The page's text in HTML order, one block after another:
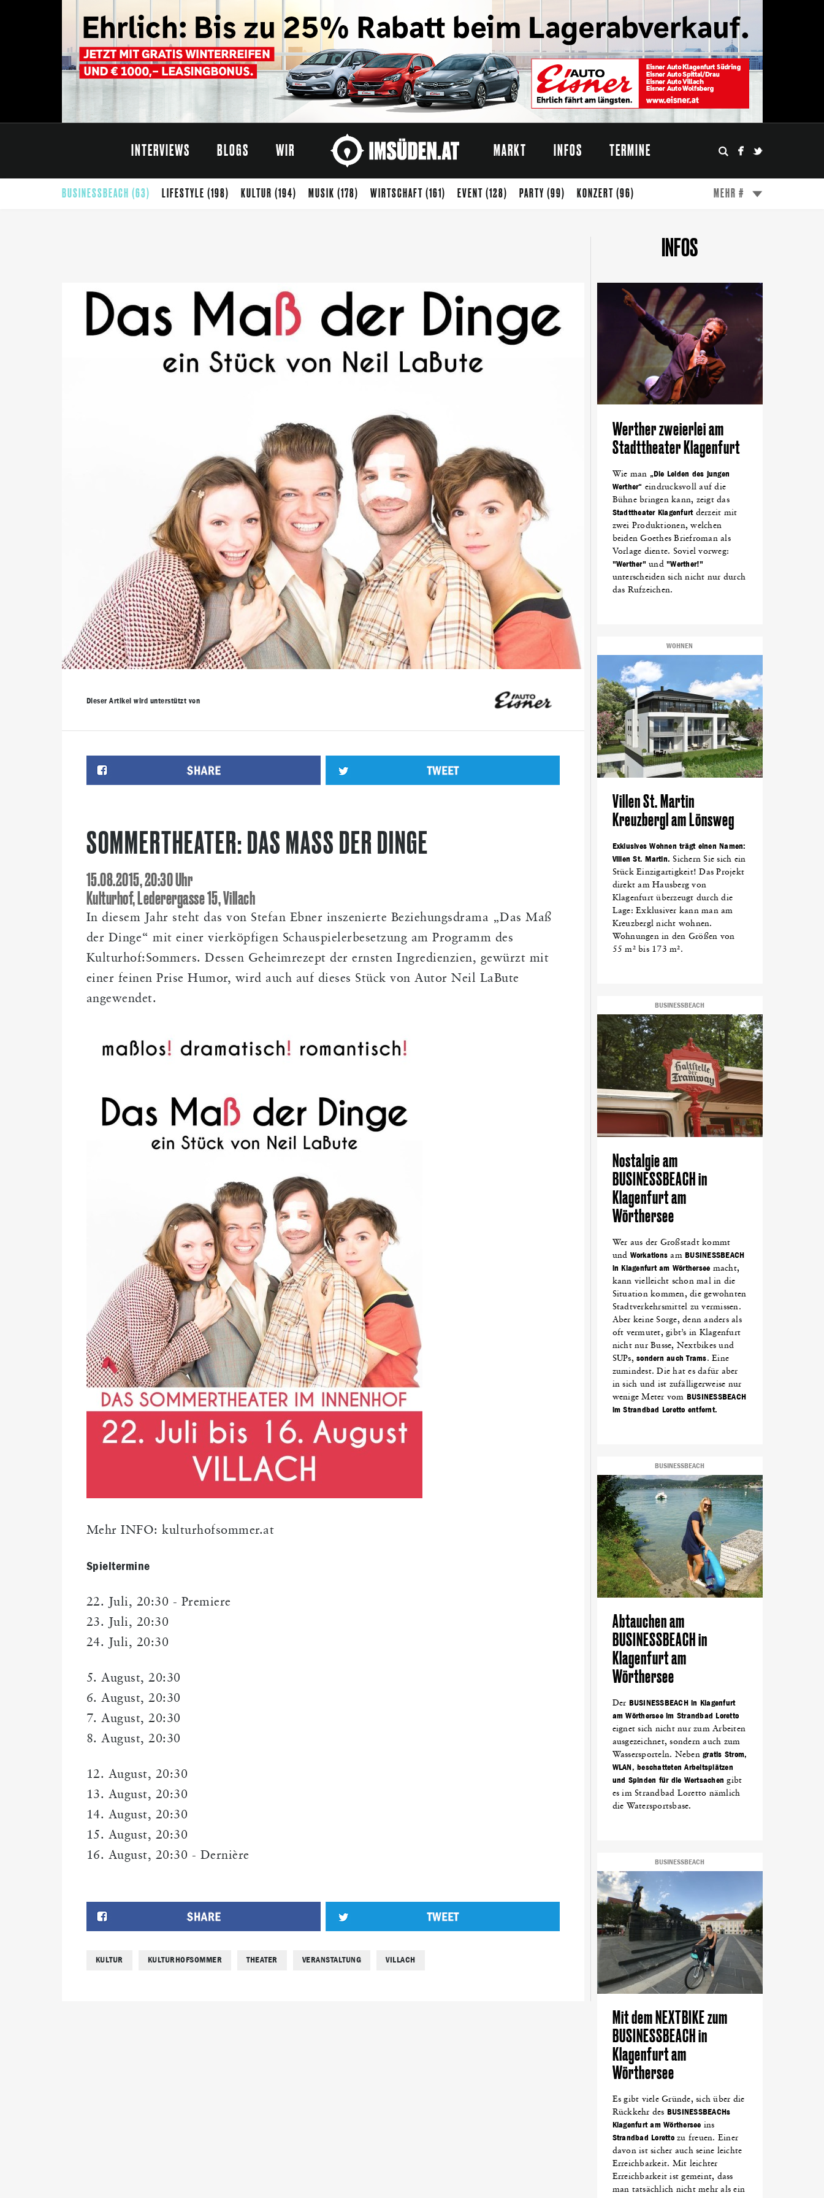
INTERVIEWS BLOGS WIR MARKT INFOS TERMINE
MEHR #
BUSINESSBEACH (63) LIFESTYLE (198) KULTUR (194) MUSIK (178) WIRTSCHAFT (161) EVENT (128) PARTY (99) KONZERT (96)
(27) DESIGN
NETZWERKEN(18) LOVENTAL(18)
BAUKULTUR (17) KOCHEN KULTURHOFSOMMER (15) GRUMPY TRAINEE (14) JUNGE WIRTSCHAFT(14) VELDEN ALPEN-ADRIA-UNIVERSITÄT(13)
(11) COWORKING (10) GRÜNDEN(10)
Dieser Artikel wird unterstützt von
SOMMERTHEATER: DAS MASS DER DINGE
15.08.2015, 20:30 Uhr
Kulturhof, Lederergasse 15, Villach
In diesem Jahr steht das von Stefan Ebner inszenierte Beziehungsdrama „Das Maß
der Dinge“ mit einer vierköpfigen Schauspielerbesetzung am Programm des
Kulturhof:Sommers. Dessen Geheimrezept der ernsten Ingredienzien, gewürzt mit
einer feinen Prise Humor, wird auch auf dieses Stück von Autor Neil LaBute
angewendet.
Mehr INFO: kulturhofsommer.at
Spieltermine
22. Juli, 20:30 - Premiere
23. Juli, 20:30
24. Juli, 20:30
5. August, 20:30
6. August, 20:30
7. August, 20:30
8. August, 20:30
12. August, 20:30
13. August, 20:30
14. August, 20:30
15. August, 20:30
16. August, 20:30 - Dernière
KULTUR KULTURHOFSOMMER THEATER VERANSTALTUNG VILLACH
INFOS
Werther zweierlei am
Stadttheater Klagenfurt
Wie man „Die Leiden des jungen
Werther“ eindrucksvoll auf die
Bühne bringen kann, zeigt das
Stadttheater Klagenfurtderzeit mit
zwei Produktionen, welchen
beiden Goethes Briefroman als
Vorlage diente. Soviel vorweg:
"Werther"und "Werther!"
unterscheiden sich nicht nur durch
das Rufzeichen.
WOHNEN
Villen St. Martin
Kreuzbergl am Lönsweg
Exklusives Wohnen trägt einen Namen:
Villen St. Martin.Sichern Sie sich ein
Stück Einzigartigkeit! Das Projekt
direkt am Hausberg von
Klagenfurt überzeugt durch die
Lage: Exklusiver kann man am
Kreuzbergl nicht wohnen.
Wohnungen in den Größen von
55 m² bis 173 m².
BUSINESSBEACH
Nostalgie am
BUSINESSBEACH in
Klagenfurt am
Wörthersee
Wer aus der Großstadt kommt
und Workations am BUSINESSBEACH
in Klagenfurt am Wörthersee macht,
kann vielleicht schon mal in die
Situation kommen, die gewohnten
Stadtverkehrsmittel zu vermissen.
Aber keine Sorge, denn anders als
oft vermutet, gibt’s in Klagenfurt
nicht nur Busse, Nextbikes und
SUPs, sondern auch Trams. Eine
zumindest. Die hat es dafür aber
in sich und ist zufälligerweise nur
wenige Meter vom BUSINESSBEACH
im Strandbad Loretto entfernt.
BUSINESSBEACH
Abtauchen am
BUSINESSBEACH in
Klagenfurt am
Wörthersee
Der BUSINESSBEACH in Klagenfurt
am Wörthersee im Strandbad Loretto
eignet sich nicht nur zum Arbeiten
ausgezeichnet, sondern auch zum
Wassersporteln. Nebengratis Strom,
WLAN, beschatteten Arbeitsplätzen
und Spinden für die Wertsachen gibt
es im Strandbad Loretto nämlich
die Watersportsbase.
BUSINESSBEACH
Mit dem NEXTBIKE zum
BUSINESSBEACH in
Klagenfurt am
Wörthersee
Es gibt viele Gründe, sich über die
Rückkehr des BUSINESSBEACHs
Klagenfurt am Wörthersee ins
Strandbad Lorettozu freuen. Einer
davon ist sicher auch seine leichte
Erreichbarkeit. Mit leichter
Erreichbarkeit ist gemeint, dass
man tatsächlich nicht mehr als ein